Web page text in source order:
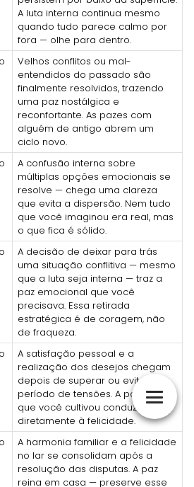
A luta interna continua mesmo
quando tudo parece calmo por
fora — olhe para dentro.
Velhos conflitos ou mal-
entendidos do passado são
finalmente resolvidos, trazendo
uma paz nostálgica e
reconfortante. As pazes com
alguém de antigo abrem um
ciclo novo.
A confusão interna sobre
múltiplas opções emocionais se
resolve — chega uma clareza
que evita a dispersão. Nem tudo
que você imaginou era real, mas
o que fica é sólido.
A decisão de deixar para trás
uma situação conflitiva — mesmo
que a luta seja interna — traz a
paz emocional que você
precisava. Essa retirada
estratégica é de coragem, não
de fraqueza.
A satisfação pessoal e a
realização dos desejos chegam
depois de superar ou evitar um
período de tensões. A paz interior
que você cultivou conduz
diretamente à felicidade.
A harmonia familiar e a felicidade
no lar se consolidam após a
resolução das disputas. A paz
reina em casa — preserve esse